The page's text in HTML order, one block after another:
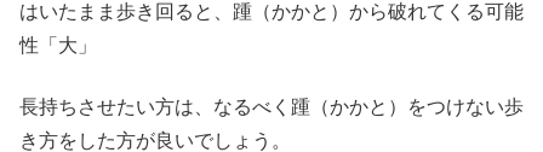
はいたまま歩き回ると、踵（かかと）から破れてくる可能
性「大」
長持ちさせたい方は、なるべく踵（かかと）をつけない歩
き方をした方が良いでしょう。